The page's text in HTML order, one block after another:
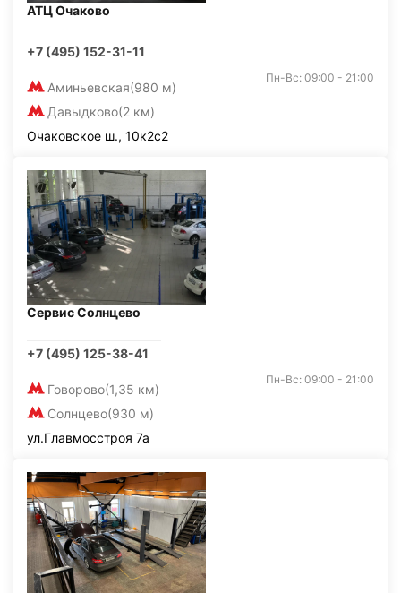
АТЦ Очаково
+7 (495) 152-31-11
Аминьевская(980 м)
Давыдково(2 км)
Пн-Вс: 09:00 - 21:00
Очаковское ш., 10к2с2
Сервис Солнцево
+7 (495) 125-38-41
Говорово(1,35 км)
Солнцево(930 м)
Пн-Вс: 09:00 - 21:00
ул.Главмосстроя 7а